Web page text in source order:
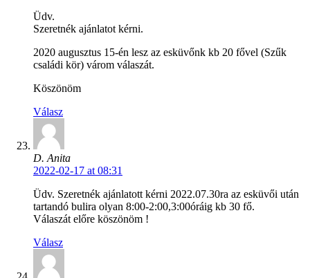
Üdv.
Szeretnék ajánlatot kérni.
2020 augusztus 15-én lesz az esküvőnk kb 20 fővel (Szűk
családi kör) várom válaszát.
Köszönöm
Válasz
D. Anita
2022-02-17 at 08:31
Üdv. Szeretnék ajánlatott kérni 2022.07.30ra az esküvői után
tartandó bulira olyan 8:00-2:00,3:00óráig kb 30 fő.
Válaszát előre köszönöm !
Válasz